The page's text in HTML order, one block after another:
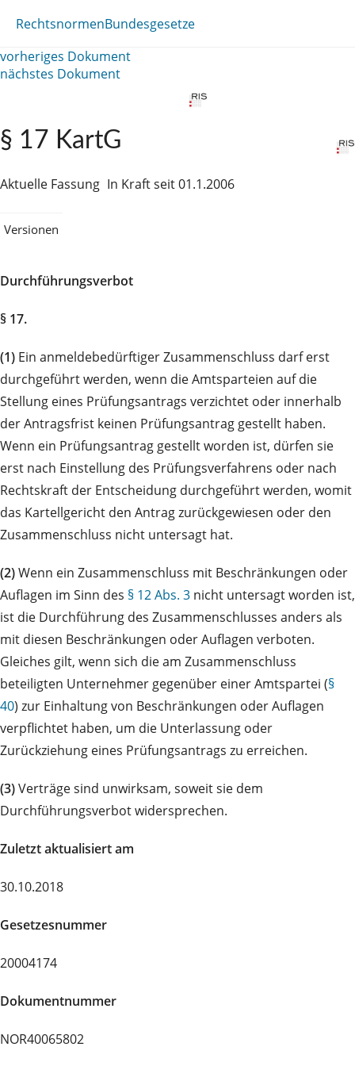
RechtsnormenBundesgesetze
vorheriges Dokument
nächstes Dokument
§ 17 KartG
Aktuelle Fassung In Kraft seit 01.1.2006
Versionen
Durchführungsverbot
§ 17.
(1) Ein anmeldebedürftiger Zusammenschluss darf erst
durchgeführt werden, wenn die Amtsparteien auf die
Stellung eines Prüfungsantrags verzichtet oder innerhalb
der Antragsfrist keinen Prüfungsantrag gestellt haben.
Wenn ein Prüfungsantrag gestellt worden ist, dürfen sie
erst nach Einstellung des Prüfungsverfahrens oder nach
Rechtskraft der Entscheidung durchgeführt werden, womit
das Kartellgericht den Antrag zurückgewiesen oder den
Zusammenschluss nicht untersagt hat.
(2)Wenn ein Zusammenschluss mit Beschränkungen oder
Auflagen im Sinn des § 12 Abs. 3 nicht untersagt worden ist,
ist die Durchführung des Zusammenschlusses anders als
mit diesen Beschränkungen oder Auflagen verboten.
Gleiches gilt, wenn sich die am Zusammenschluss
beteiligten Unternehmer gegenüber einer Amtspartei (§
40) zur Einhaltung von Beschränkungen oder Auflagen
verpflichtet haben, um die Unterlassung oder
Zurückziehung eines Prüfungsantrags zu erreichen.
(3)Verträge sind unwirksam, soweit sie dem
Durchführungsverbot widersprechen.
Zuletzt aktualisiert am
30.10.2018
Gesetzesnummer
20004174
Dokumentnummer
NOR40065802